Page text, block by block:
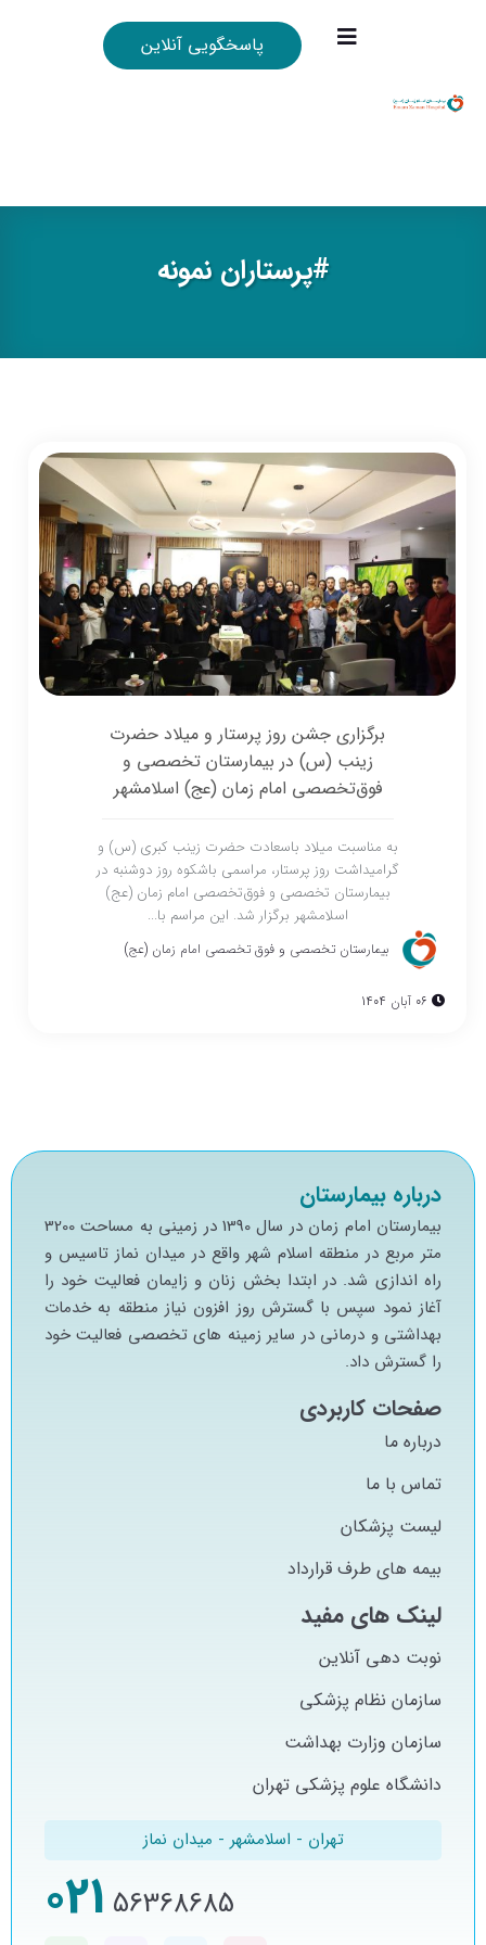
پاسخگویی آنلاین
#پرستاران نمونه
برگزاری جشن روز پرستار و میلاد حضرت
زینب (س) در بیمارستان تخصصی و
فوق‌تخصصی امام زمان (عج) اسلامشهر
به مناسبت میلاد باسعادت حضرت زینب کبری (س) و
گرامیداشت روز پرستار، مراسمی باشکوه روز دوشنبه در
بیمارستان تخصصی و فوق‌تخصصی امام زمان (عج)
اسلامشهر برگزار شد. این مراسم با...
بیمارستان تخصصی و فوق تخصصی امام زمان (عج)
06 آبان 1404
درباره بیمارستان
بيمارستان امام زمان در سال 1390 در زميني به مساحت 3200
متر مربع در منطقه اسلام شهر واقع در ميدان نماز تاسيس و
راه اندازي شد. در ابتدا بخش زنان و زايمان فعاليت خود را
آغاز نمود سپس با گسترش روز افزون نياز منطقه به خدمات
بهداشتي و درماني در ساير زمينه هاي تخصصي فعاليت خود
را گسترش داد.
صفحات کاربردی
درباره ما
تماس با ما
لیست پزشکان
بیمه های طرف قرارداد
لینک های مفید
نوبت دهی آنلاین
سازمان نظام پزشکی
سازمان وزارت بهداشت
دانشگاه علوم پزشکی تهران
تهران - اسلامشهر - میدان نماز
56368685
021